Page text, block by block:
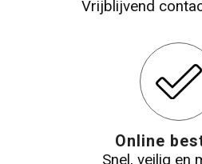
Vrijblijvend
Online
Snel, veilig en